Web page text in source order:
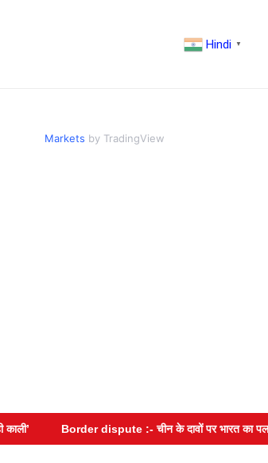
Hindi ▼
Markets by TradingView
Border dispute :- चीन के दावों पर भारत का पलटवार,